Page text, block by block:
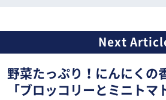
野菜たっぷり！にんにくの
「ブロッコリーとミニトマ